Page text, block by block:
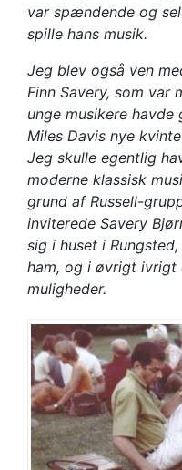
var spændende og
spille hans musik.
Jeg blev også ven
Finn Savery, som var
unge musikere
Miles Davis nye
Jeg skulle egentlig
moderne klassisk
grund af Russell-
inviterede Savery
sig i huset i
ham, og i øvrigt ivrigt
muligheder.